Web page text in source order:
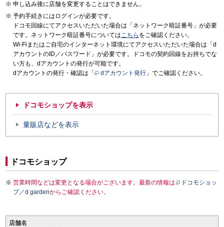
申し込み後に店舗を変更することはできません。
予約手続きにはログインが必要です。
ドコモ回線にてアクセスいただいた場合は「ネットワーク暗証番号」が必要
です。ネットワーク暗証番号についてはこちら をご確認ください。
Wi-Fiまたはご自宅のインターネット環境にてアクセスいただいた場合は「d
アカウントのID／パスワード」が必要です。ドコモの契約回線をお持ちでな
い方も、dアカウントの発行が可能です。
dアカウントの発行・確認は「
dアカウント発行 」でご確認ください。
ドコモショップを表示
量販店などを表示
ドコモショップ
営業時間などは変更となる場合がございます。最新の情報は
ドコモショッ
プ／d gardenからご確認ください。
店舗名